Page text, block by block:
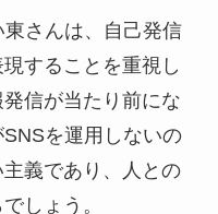
さんは、自己発信
することを重視し
信が当たり前にな
を運用しないの
義であり、人との
しょう。